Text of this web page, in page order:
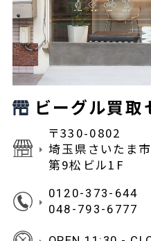
ビーグル買取
〒330-0802
埼玉県さいたま
第9松ビル1F
0120-373-644
048-793-6777